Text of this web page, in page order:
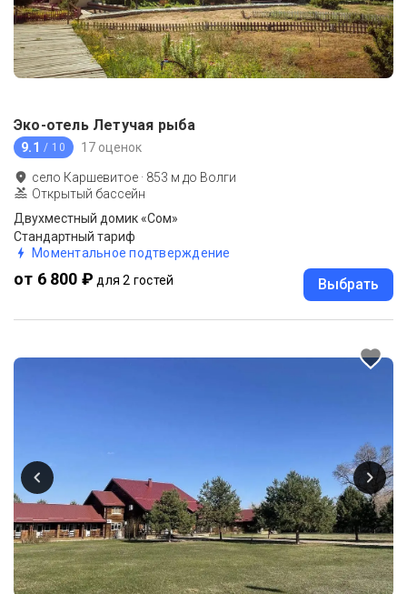
Эко-отель Летучая рыба
9.1 / 10 17 оценок
село Каршевитое · 853 м до Волги
Открытый бассейн
Двухместный домик «Сом»
Стандартный тариф
Моментальное подтверждение
от 6 800 ₽ для 2 гостей Выбрать